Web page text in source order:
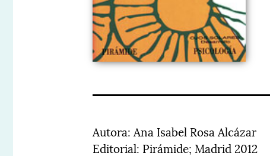
Autora: Ana Isabel Rosa Alcázar
Editorial: Pirámide; Madrid 2012